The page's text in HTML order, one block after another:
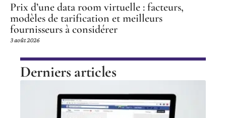
Prix d’une data room virtuelle : facteurs,
modèles de tarification et meilleurs
fournisseurs à considérer
3 août 2026
Derniers articles